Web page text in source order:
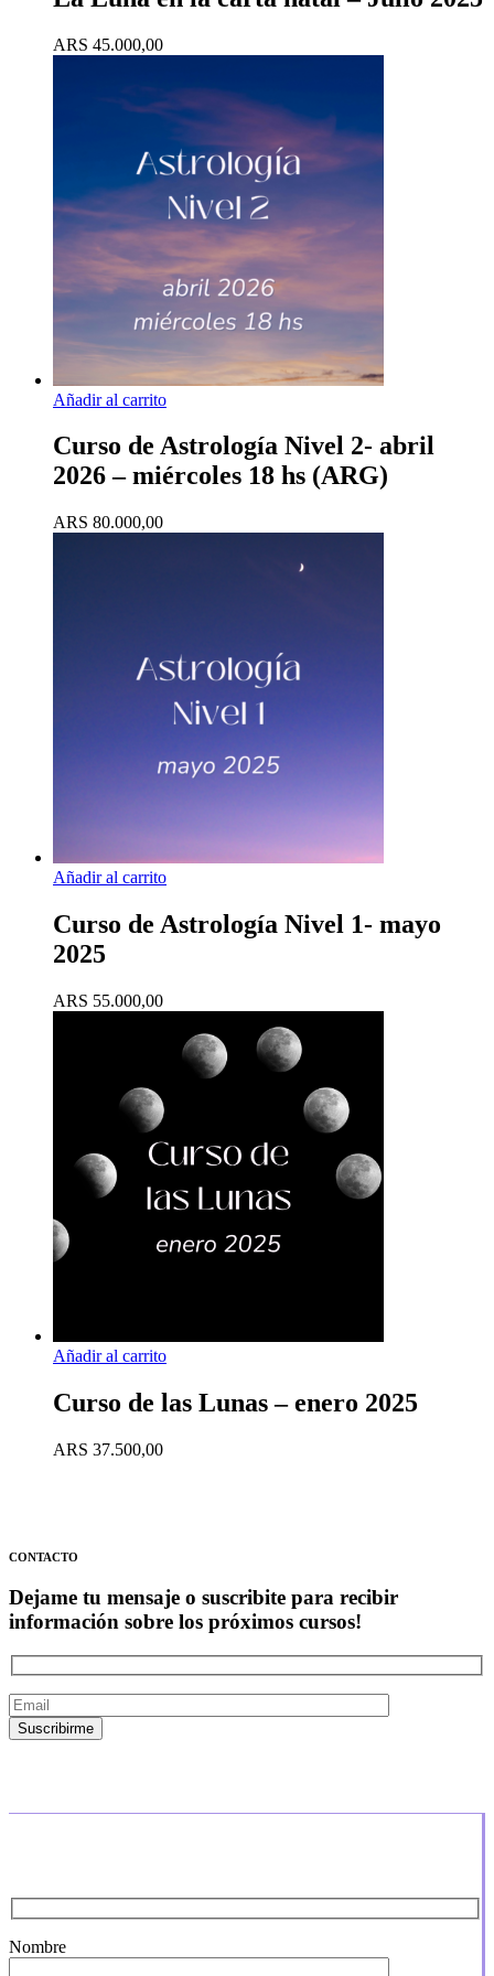
ARS 45.000,00
Añadir al carrito
Curso de Astrología Nivel 2- abril
2026 – miércoles 18 hs (ARG)
ARS 80.000,00
Añadir al carrito
Curso de Astrología Nivel 1- mayo
2025
ARS 55.000,00
Añadir al carrito
Curso de las Lunas – enero 2025
ARS 37.500,00
CONTACTO
Dejame tu mensaje o suscribite para recibir
información sobre los próximos cursos!
Nombre